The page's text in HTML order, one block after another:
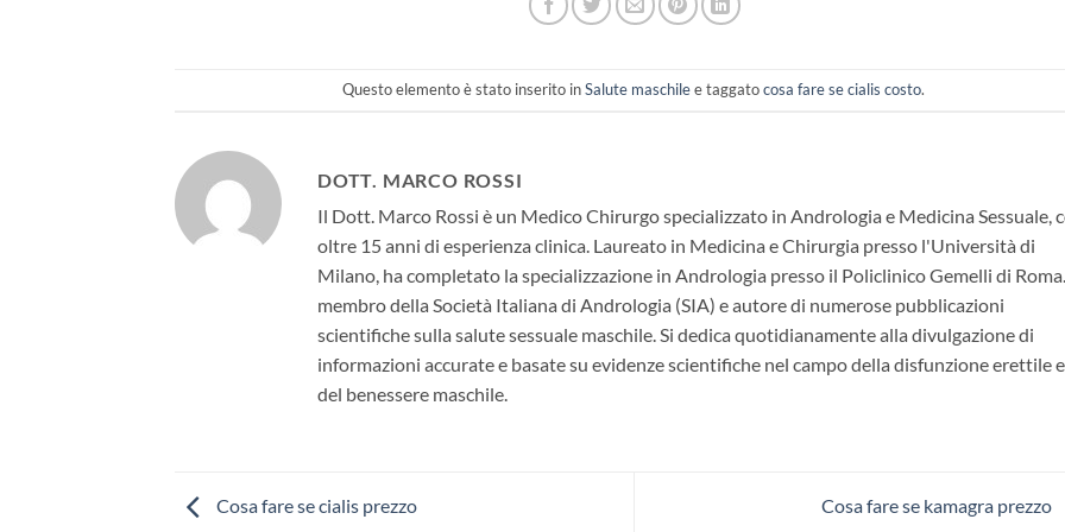
Questo elemento è stato inserito inSalute maschilee taggatocosa fare se cialis costo.
DOTT. MARCO ROSSI
Il Dott. Marco Rossi è un Medico Chirurgo specializzato in Andrologia e Medicina Sessuale,
oltre 15 anni di esperienza clinica. Laureato in Medicina e Chirurgia presso l'Università di
Milano, ha completato la specializzazione in Andrologia presso il Policlinico Gemelli di
membro della Società Italiana di Andrologia (SIA) e autore di numerose pubblicazioni
scientifiche sulla salute sessuale maschile. Si dedica quotidianamente alla divulgazione di
informazioni accurate e basate su evidenze scientifiche nel campo della disfunzione erettile e
del benessere maschile.
Cosa fare se cialis prezzo Cosa fare se kamagra prezzo